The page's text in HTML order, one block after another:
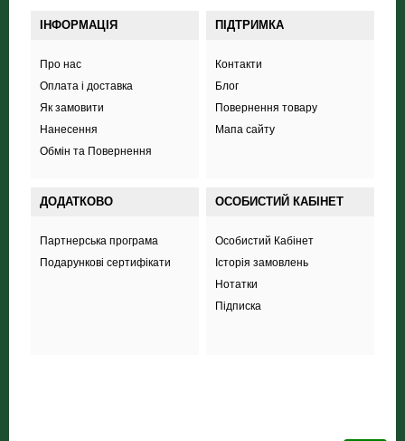
ІНФОРМАЦІЯ
Про нас
Оплата і доставка
Як замовити
Нанесення
Обмін та Повернення
ПІДТРИМКА
Контакти
Блог
Повернення товару
Мапа сайту
ДОДАТКОВО
Партнерська програма
Подарункові сертифікати
ОСОБИСТИЙ КАБІНЕТ
Особистий Кабінет
Історія замовлень
Нотатки
Підписка